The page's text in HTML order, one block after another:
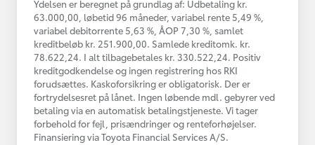
Ydelsen er beregnet på grundlag af: Udbetaling kr.
63.000,00, løbetid 96 måneder, variabel rente 5,49 %,
variabel debitorrente 5,63 %, ÅOP 7,30 %, samlet
kreditbeløb kr. 251.900,00. Samlede kreditomk. kr.
78.622,24. I alt tilbagebetales kr. 330.522,24. Positiv
kreditgodkendelse og ingen registrering hos RKI
forudsættes. Kaskoforsikring er obligatorisk. Der er
fortrydelsesret på lånet. Ingen løbende mdl. gebyrer ved
betaling via en automatisk betalingstjeneste. Vi tager
forbehold for fejl, prisændringer og renteforhøjelser.
Finansiering via Toyota Financial Services A/S.